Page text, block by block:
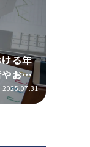
る年
おこ
2025.07.31